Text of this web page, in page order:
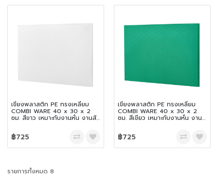
เขียงพลาสติก PE ทรงเหลี่ยม
COMBI WARE 40 x 30 x 2
ซม. สีขาว เหมาะกับงานหั่น งานสับ
฿725
เขียงพลาสติก PE ทรงเหลี่ยม
COMBI WARE 40 x 30 x 2
ซม. สีเขียว เหมาะกับงานหั่น งาน
฿725
รายการทั้งหมด 8